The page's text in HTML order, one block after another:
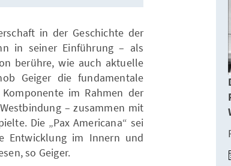
in der Geschichte der
in seiner Einführung – als
berühre, wie auch aktuelle
Geiger die fundamentale
im Rahmen der
– zusammen mit
Die „Pax Americana“ sei
Entwicklung im Innern und
so Geiger.